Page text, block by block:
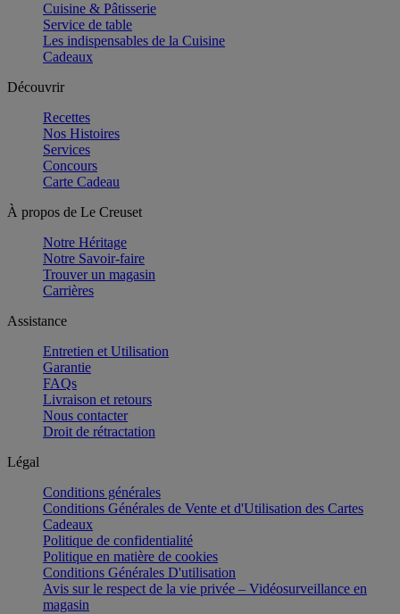
Cuisine & Pâtisserie
Service de table
Les indispensables de la Cuisine
Cadeaux
Découvrir
Recettes
Nos Histoires
Services
Concours
Carte Cadeau
À propos de Le Creuset
Notre Héritage
Notre Savoir-faire
Trouver un magasin
Carrières
Assistance
Entretien et Utilisation
Garantie
FAQs
Livraison et retours
Nous contacter
Droit de rétractation
Légal
Conditions générales
Conditions Générales de Vente et d'Utilisation des Cartes
Cadeaux
Politique de confidentialité
Politique en matière de cookies
Conditions Générales D'utilisation
Avis sur le respect de la vie privée – Vidéosurveillance en
magasin